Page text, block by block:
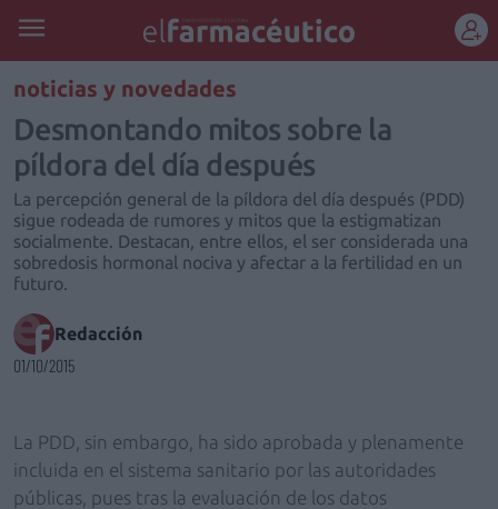
REGÍSTRATE
noticias y novedades
Desmontando mitos sobre la
píldora del día después
La percepción general de la píldora del día después (PDD)
sigue rodeada de rumores y mitos que la estigmatizan
socialmente. Destacan, entre ellos, el ser considerada una
sobredosis hormonal nociva y afectar a la fertilidad en un
futuro.
Redacción
01/10/2015
La PDD, sin embargo, ha sido aprobada y plenamente
incluida en el sistema sanitario por las autoridades
públicas, pues tras la evaluación de los datos